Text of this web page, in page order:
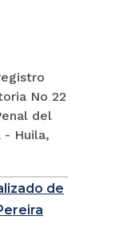
No 22
del
- Huila,
de